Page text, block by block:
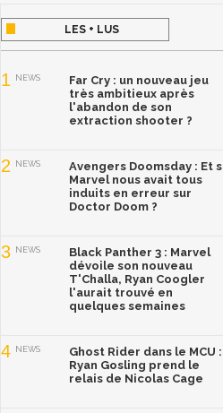
LES + LUS
1 NEWS
Far Cry : un nouveau jeu
très ambitieux après
l'abandon de son
extraction shooter ?
2 NEWS
Avengers Doomsday : Et
Marvel nous avait tous
induits en erreur sur
Doctor Doom ?
3 NEWS
Black Panther 3 : Marvel
dévoile son nouveau
T'Challa, Ryan Coogler
l'aurait trouvé en
quelques semaines
4 NEWS
Ghost Rider dans le MCU :
Ryan Gosling prend le
relais de Nicolas Cage